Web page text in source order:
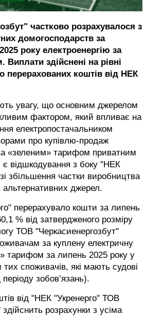
частково розрахувалося з
домогосподарств за
року електроенергію за
здійснені на рівні
перерахованих коштів від НЕК
увагу, що основним джерелом
фактором, який впливає на
електропостачальником
про купівлю-продаж
за «зеленим» тарифом приватним
відшкодування з боку "НЕК
збільшення частки виробництва
альтернативних джерел.
перерахувало кошти за липень
% від затвердженого розміру
ТОВ "Черкасиенергозбут"
за куплену електричну
тарифом за липень 2025 року у
тих споживачів, які мають судові
зобов’язань).
від "НЕК "Укренерго" ТОВ
розрахунки з усіма